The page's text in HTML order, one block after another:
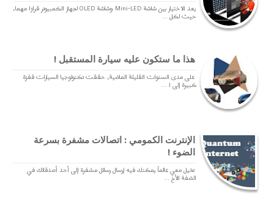
يعد الاختيار بين شاشة Mini-LED وشاشة OLED لجهاز الكمبيوتر قرارًا مهما،
حيث لكل ...
هذا ما ستكون عليه سيارة المستقبل !
على مدى السنوات القليلة الماضية، حققت تكنولوجيا السيارات قفزة
كبيرة إلى ا ...
الإنترنت الكمومي : اتصالات مشفرة بسرعة
الضوء !
تخيل معي عالماً يمكنك فيه إرسال رسائل مشفرة إلى أحد أصدقائك في
الضفة الأخ ...